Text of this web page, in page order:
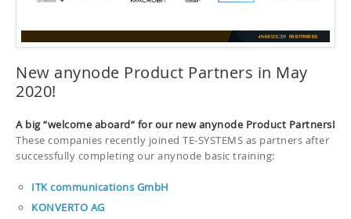
New anynode Product Partners in May
2020!
A big “welcome aboard“ for our new anynode Product Partners!
These companies recently joined TE-SYSTEMS as partners after
successfully completing our anynode basic training:
ITK communications GmbH
KONVERTO AG